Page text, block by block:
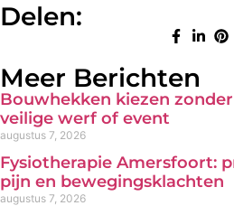
Delen:
Meer Berichten
Bouwhekken kiezen
veilige werf of event
augustus 7, 2026
Fysiotherapie Amersfoort:
pijn en bewegingsklachten
augustus 7, 2026